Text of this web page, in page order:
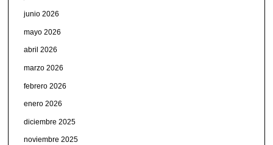
junio 2026
mayo 2026
abril 2026
marzo 2026
febrero 2026
enero 2026
diciembre 2025
noviembre 2025